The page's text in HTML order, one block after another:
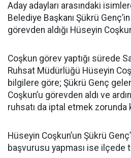
Aday adayları arasındaki
Belediye Başkanı Şükrü
görevden aldığı Hüseyin
Coşkun görev yaptığı sürede
Ruhsat Müdürlüğü Hüseyin
bilgilere göre; Şükrü Genç
Coşkun’u görevden aldı ve
ruhsatı da iptal etmek zorunda
Hüseyin Coşkun’un Şükrü
başvurusu yapması ise ilçede